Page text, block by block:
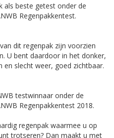
als beste getest onder de
Regenpakkentest.
dit regenpak zijn voorzien
U bent daardoor in het donker,
slecht weer, goed zichtbaar.
testwinnaar onder de
Regenpakkentest 2018.
regenpak waarmee u op
trotseren? Dan maakt u met